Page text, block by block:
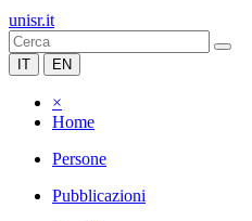
unisr.it
IT EN
×
Home
Persone
Pubblicazioni